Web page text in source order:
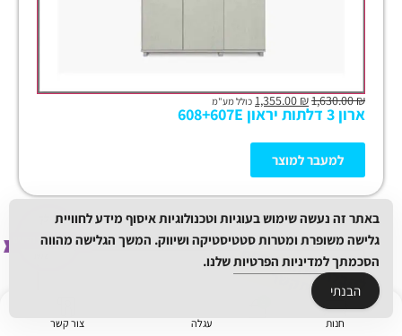
₪
1,630.00
₪ כולל מע"מ
ארון 3 דלתות יראון 608+607E
למעבר למוצר
ל
ק
ב
ל
ת
הנ
ח
ה נו
ס
פ
ת
-
ה
ת
ק
ש
ר
חנות עגלה צור קשר
באתר זה נעשה שימוש בעוגיות וטכנולוגיות איסוף מידע לחוויית
גלישה משופרת ומטרות סטטיסטיקה ושיווק. המשך הגלישה מהווה
הסכמתךלמדיניות הפרטיותשלנו.
הבנתי